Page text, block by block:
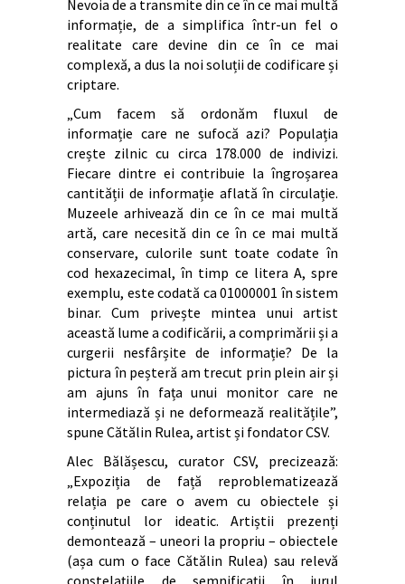
Nevoia de a transmite din ce în ce mai multă
informație, de a simplifica într-un fel o
realitate care devine din ce în ce mai
complexă, a dus la noi soluții de codificare și
criptare.
„Cum facem să ordonăm fluxul de
informație care ne sufocă azi? Populația
crește zilnic cu circa 178.000 de indivizi.
Fiecare dintre ei contribuie la îngroșarea
cantității de informație aflată în circulație.
Muzeele arhivează din ce în ce mai multă
artă, care necesită din ce în ce mai multă
conservare, culorile sunt toate codate în
cod hexazecimal, în timp ce litera A, spre
exemplu, este codată ca 01000001 în sistem
binar. Cum privește mintea unui artist
această lume a codificării, a comprimării și a
curgerii nesfârșite de informație? De la
pictura în peșteră am trecut prin plein air și
am ajuns în fața unui monitor care ne
intermediază și ne deformează realitățile”,
spune Cătălin Rulea, artist și fondator CSV.
Alec Bălășescu, curator CSV, precizează:
„Expoziția de față reproblematizează
relația pe care o avem cu obiectele și
conținutul lor ideatic. Artiștii prezenți
demontează – uneori la propriu – obiectele
(așa cum o face Cătălin Rulea) sau relevă